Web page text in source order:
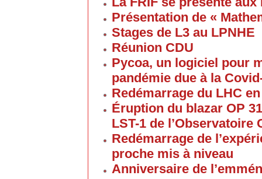
Présentation de «
Stages de L3 au LPNHE
Réunion CDU
Pycoa, un logiciel pour
pandémie due à la
Redémarrage du LHC en
Éruption du blazar OP
LST-1 de l’Observatoire
Redémarrage de
proche mis à niveau
Anniversaire de